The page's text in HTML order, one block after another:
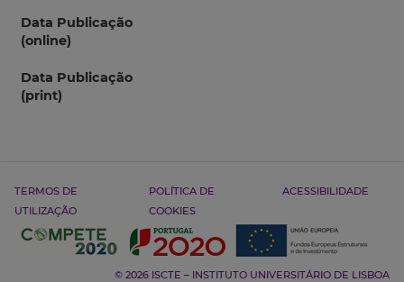
Data Publicação
(online)
Data Publicação
(print)
TERMOS DE
UTILIZAÇÃO
POLÍTICA DE
COOKIES
ACESSIBILIDADE
© 2026 ISCTE – INSTITUTO UNIVERSITÁRIO DE LISBOA